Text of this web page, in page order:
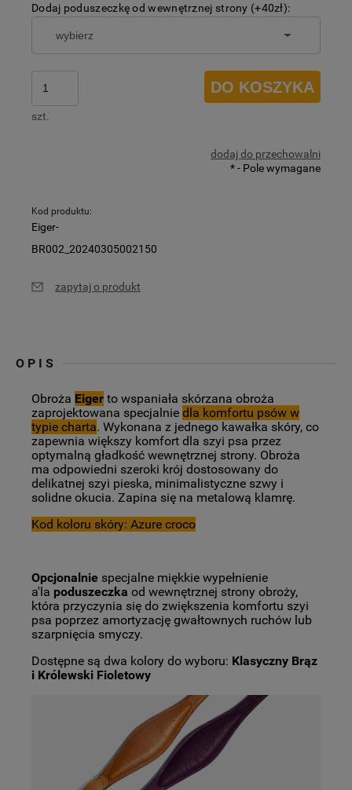
Dodaj poduszeczkę od wewnętrznej strony (+40zł):
szt.
DO KOSZYKA
dodaj do przechowalni
*- Pole wymagane
Kod produktu:
Eiger-
BR002_20240305002150
zapytaj o produkt
OPIS
Obroża Eiger to wspaniała skórzana obroża
zaprojektowana specjalnie dla komfortu psów w
typie charta. Wykonana z jednego kawałka skóry, co
zapewnia większy komfort dla szyi psa przez
optymalną gładkość wewnętrznej strony. Obroża
ma odpowiedni szeroki krój dostosowany do
delikatnej szyi pieska, minimalistyczne szwy i
solidne okucia. Zapina się na metalową klamrę.
Kod koloru skóry: Azure croco
Opcjonalnie specjalne miękkie wypełnienie
a'la poduszeczka od wewnętrznej strony obroży,
która przyczynia się do zwiększenia komfortu szyi
psa poprzez amortyzację gwałtownych ruchów lub
szarpnięcia smyczy.
Dostępne są dwa kolory do wyboru: Klasyczny Brąz
i Królewski Fioletowy